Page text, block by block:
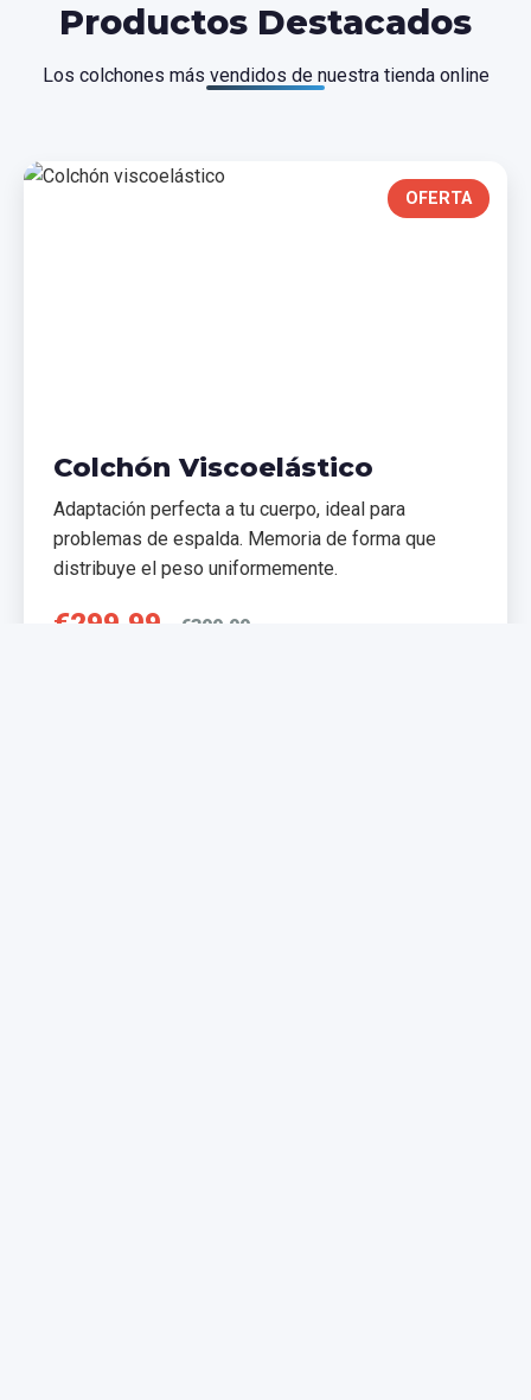
Productos Destacados
Los colchones más vendidos de nuestra tienda online
OFERTA
Colchón Viscoelástico
Adaptación perfecta a tu cuerpo, ideal para
problemas de espalda. Memoria de forma que
distribuye el peso uniformemente.
€299,99 €399,99